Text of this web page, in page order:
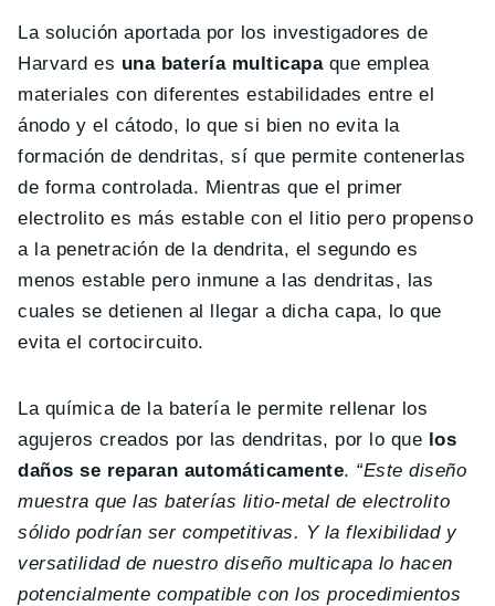
La solución aportada por los investigadores de
Harvard es una batería multicapaque emplea
materiales con diferentes estabilidades entre el
ánodo y el cátodo, lo que si bien no evita la
formación de dendritas, sí que permite contenerlas
de forma controlada. Mientras que el primer
electrolito es más estable con el litio pero propenso
a la penetración de la dendrita, el segundo es
menos estable pero inmune a las dendritas, las
cuales se detienen al llegar a dicha capa, lo que
evita el cortocircuito.
La química de la batería le permite rellenar los
agujeros creados por las dendritas, por lo que los
daños se reparan automáticamente. “Este diseño
muestra que las baterías litio-metal de electrolito
sólido podrían ser competitivas. Y la flexibilidad y
versatilidad de nuestro diseño multicapa lo hacen
potencialmente compatible con los procedimientos